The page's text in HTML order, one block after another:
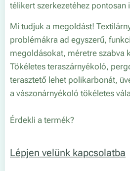
télikert szerkezetéhez pontosan
Mi tudjuk a megoldást!
problémákra ad egyszerű,
megoldásokat, méretre szabva
Tökéletes teraszárnyékoló,
terasztető lehet polikarbonát,
a vászonárnyékoló tökéletes
Érdekli a termék?
Lépjen velünk kapcsolatba